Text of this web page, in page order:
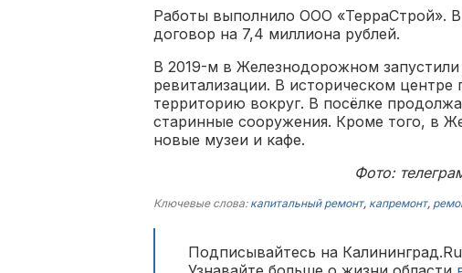
Работы выполнило ООО «ТерраСтрой».
договор на 7,4 миллиона рублей.
В 2019-м в Железнодорожном
ревитализации. В историческом
территорию вокруг. В посёлке
старинные сооружения. Кроме того, в
новые музеи и кафе.
Фото:
Ключевые слова: капитальный ремонт, капремонт,
Подписывайтесь на